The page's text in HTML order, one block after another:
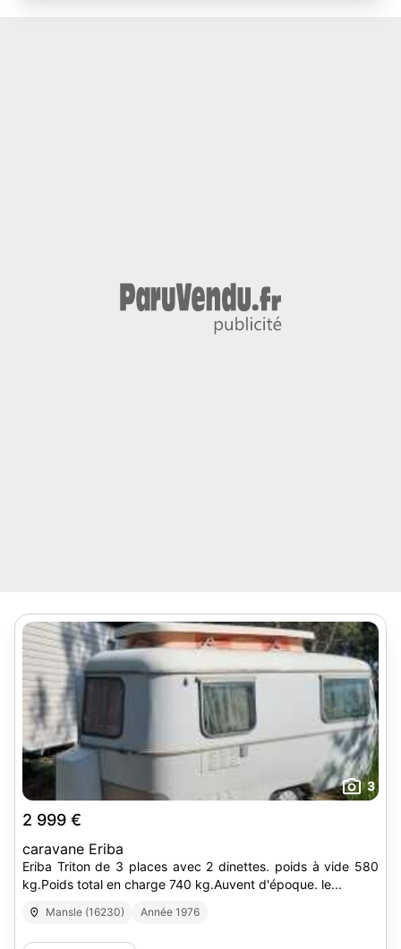
3
2 999 €
caravane Eriba
Eriba Triton de 3 places avec 2 dinettes. poids à vide 580
kg.Poids total en charge 740 kg.Auvent d'époque. le...
Mansle (16230) Année 1976